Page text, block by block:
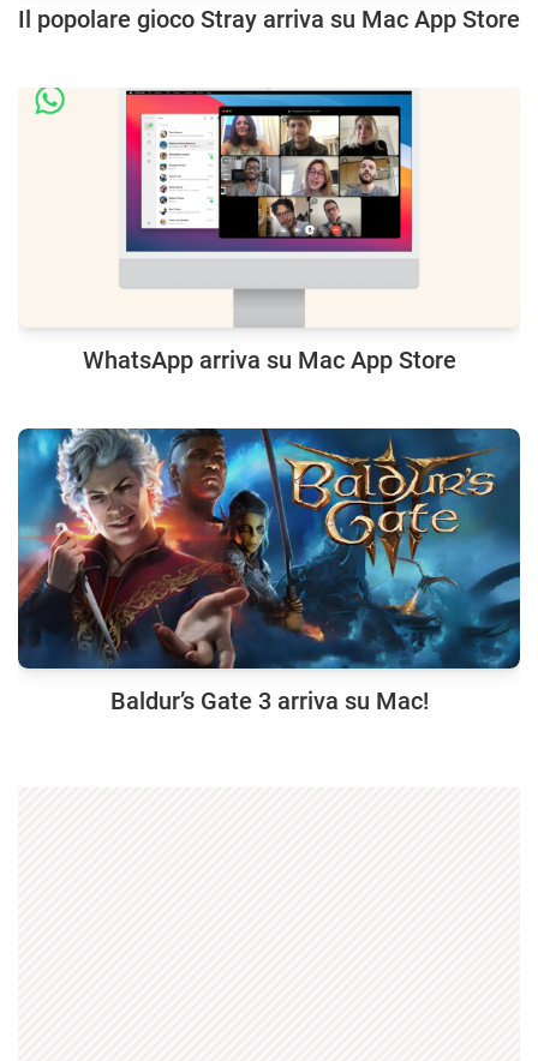
Il popolare gioco Stray arriva su Mac App Store
WhatsApp arriva su Mac App Store
Baldur’s Gate 3 arriva su Mac!